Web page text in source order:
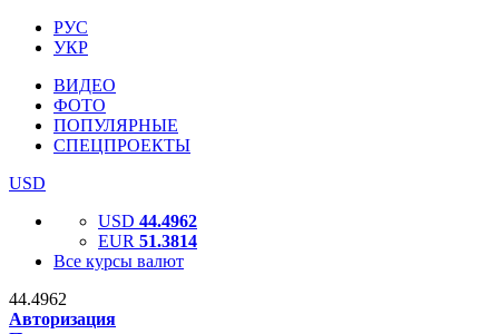
РУС
УКР
ВИДЕО
ФОТО
ПОПУЛЯРНЫЕ
СПЕЦПРОЕКТЫ
USD
USD 44.4962
EUR 51.3814
Все курсы валют
44.4962
Авторизация